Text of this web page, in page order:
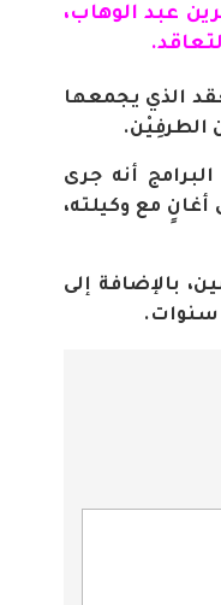
عبد الوهاب،
الذي يجمعها
.
أنه جرى
أغانٍ مع وكيلته،
بالإضافة إلى
.